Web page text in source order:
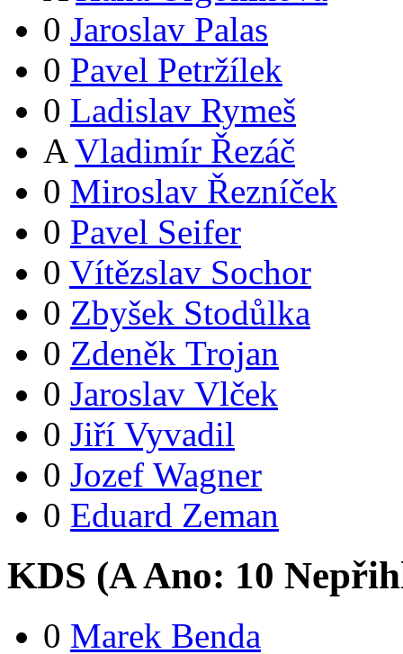
0 Jaroslav Palas
0 Pavel Petržílek
0 Ladislav Rymeš
A Vladimír Řezáč
0 Miroslav Řezníček
0 Pavel Seifer
0 Vítězslav Sochor
0 Zbyšek Stodůlka
0 Zdeněk Trojan
0 Jaroslav Vlček
0 Jiří Vyvadil
0 Jozef Wagner
0 Eduard Zeman
KDS (AAno: 10
0 Marek Benda